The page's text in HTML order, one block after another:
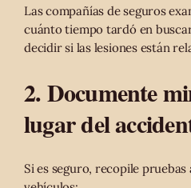
Las compañías de seguros
cuánto tiempo tardó en
decidir si las lesiones están
2. Documente
lugar del
Si es seguro, recopile